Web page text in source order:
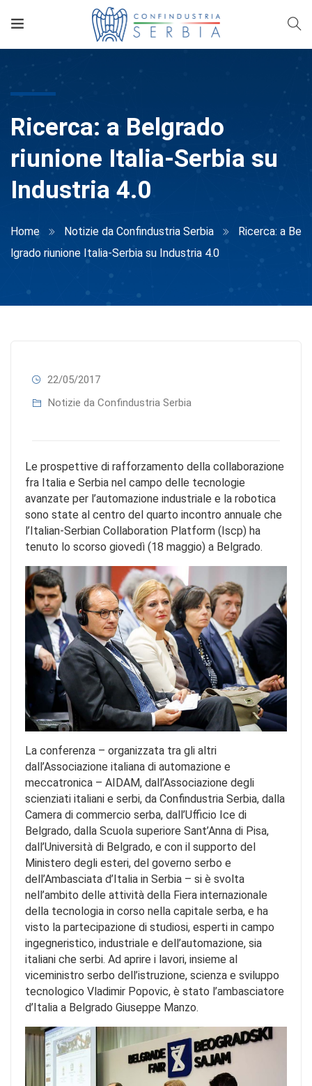
Ricerca: a Belgrado
riunione Italia-Serbia su
Industria 4.0
Home Notizie da Confindustria Serbia
Ricerca: a Be
lgrado riunione Italia-Serbia su Industria 4.0
22/05/2017
Notizie da Confindustria Serbia
Le prospettive di rafforzamento della collaborazione
fra Italia e Serbia nel campo delle tecnologie
avanzate per l’automazione industriale e la robotica
sono state al centro del quarto incontro annuale che
l’Italian-Serbian Collaboration Platform (Iscp) ha
tenuto lo scorso giovedì (18 maggio) a Belgrado.
La conferenza – organizzata tra gli altri
dall’Associazione italiana di automazione e
meccatronica – AIDAM, dall’Associazione degli
scienziati italiani e serbi, da Confindustria Serbia, dalla
Camera di commercio serba, dall’Ufficio Ice di
Belgrado, dalla Scuola superiore Sant’Anna di Pisa,
dall’Università di Belgrado, e con il supporto del
Ministero degli esteri, del governo serbo e
dell’Ambasciata d’Italia in Serbia – si è svolta
nell’ambito delle attività della Fiera internazionale
della tecnologia in corso nella capitale serba, e ha
visto la partecipazione di studiosi, esperti in campo
ingegneristico, industriale e dell’automazione, sia
italiani che serbi. Ad aprire i lavori, insieme al
viceministro serbo dell’istruzione, scienza e sviluppo
tecnologico Vladimir Popovic, è stato l’ambasciatore
d’Italia a Belgrado Giuseppe Manzo.